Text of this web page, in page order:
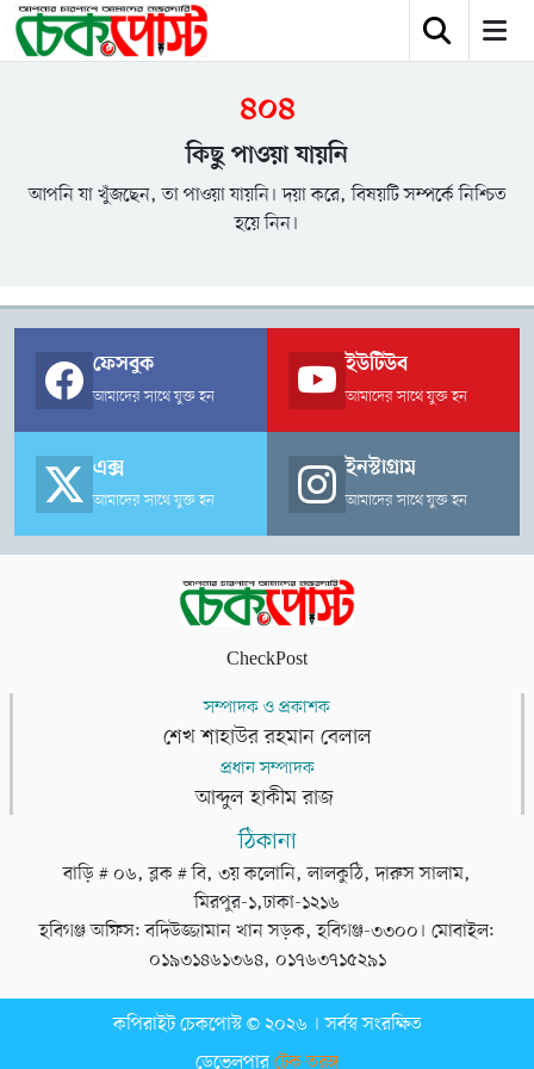
৪০৪
কিছু পাওয়া যায়নি
আপনি যা খুঁজছেন, তা পাওয়া যায়নি। দয়া করে, বিষয়টি সম্পর্কে নিশ্চিত
হয়ে নিন।
ফেসবুক
আমাদের সাথে যুক্ত হন
ইউটিউব
আমাদের সাথে যুক্ত হন
এক্স
আমাদের সাথে যুক্ত হন
ইনস্টাগ্রাম
আমাদের সাথে যুক্ত হন
CheckPost
সম্পাদক ও প্রকাশক
শেখ শাহাউর রহমান বেলাল
প্রধান সম্পাদক
আব্দুল হাকীম রাজ
ঠিকানা
বাড়ি # ০৬, ব্লক # বি, ৩য় কলোনি, লালকুঠি, দারুস সালাম,
মিরপুর-১,ঢাকা-১২১৬
হবিগঞ্জ অফিস: বদিউজ্জামান খান সড়ক, হবিগঞ্জ-৩৩০০। মোবাইল:
০১৯৩১৪৬১৩৬৪, ০১৭৬৩৭১৫২৯১
কপিরাইট চেকপোস্ট © ২০২৬ । সর্বস্ব সংরক্ষিত
ডেভেলপারটেক তরঙ্গ